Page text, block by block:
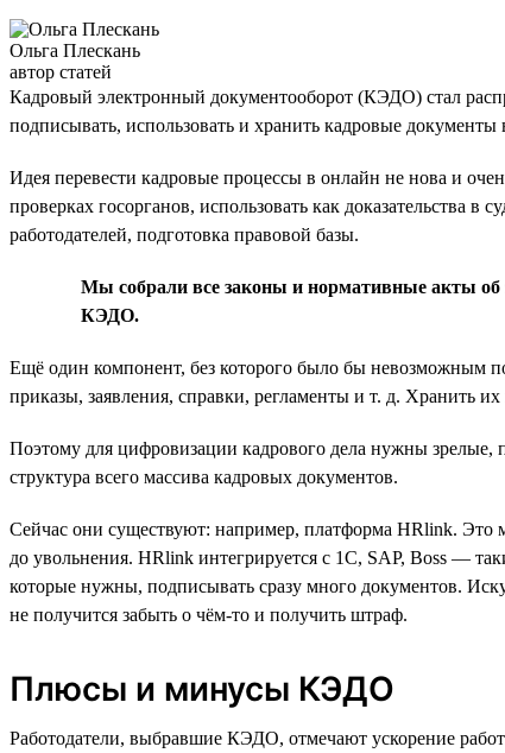
Ольга Плескань
автор статей
Кадровый электронный документооборот (КЭДО) стал
подписывать, использовать и хранить кадровые
Идея перевести кадровые процессы в онлайн не нова и
проверках госорганов, использовать как доказательства
работодателей, подготовка правовой базы.
Мы собрали все законы и нормативные акты об
КЭДО.
Ещё один компонент, без которого было бы невозможным
приказы, заявления, справки, регламенты и т. д. Хранить
Поэтому для цифровизации кадрового дела нужны
структура всего массива кадровых документов.
Сейчас они существуют: например, платформа HRlink. Это
до увольнения. HRlink интегрируется с 1С, SAP, Boss —
которые нужны, подписывать сразу много документов.
не получится забыть о чём-то и получить штраф.
Плюсы и минусы КЭДО
Работодатели, выбравшие КЭДО, отмечают ускорение